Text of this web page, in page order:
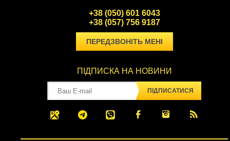
+38 (050) 601 6043
+38 (057) 756 9187
ПЕРЕДЗВОНІТЬ МЕНІ
ПІДПИСКА НА НОВИНИ
ПІДПИСАТИСЯ